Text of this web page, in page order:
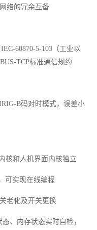
络的冗余互备
60870-5-103（工业以
TCP标准通信规约
B码对时模式，误差小
核和人机界面内核独立
可实现在线编程
老化及开关更换
、内存状态实时自检，